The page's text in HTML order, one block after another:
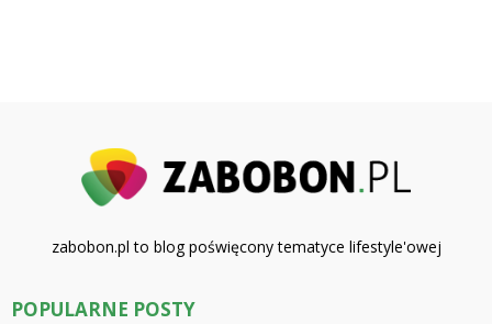
zabobon.pl to blog poświęcony tematyce lifestyle'owej
POPULARNE POSTY